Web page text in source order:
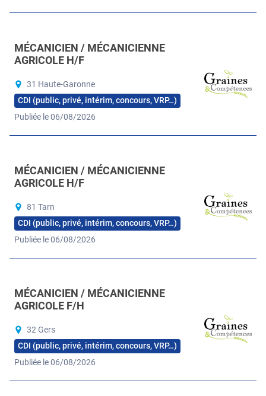
MÉCANICIEN / MÉCANICIENNE
AGRICOLE H/F
31 Haute-Garonne
CDI (public, privé, intérim, concours, VRP…)
Publiée le 06/08/2026
MÉCANICIEN / MÉCANICIENNE
AGRICOLE H/F
81 Tarn
CDI (public, privé, intérim, concours, VRP…)
Publiée le 06/08/2026
MÉCANICIEN / MÉCANICIENNE
AGRICOLE F/H
32 Gers
CDI (public, privé, intérim, concours, VRP…)
Publiée le 06/08/2026